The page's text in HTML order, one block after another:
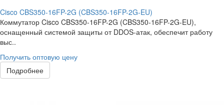
Cisco CBS350-16FP-2G (CBS350-16FP-2G-EU)
Коммутатор Cisco CBS350-16FP-2G (CBS350-16FP-2G-EU),
оснащенный системой защиты от DDOS-атак, обеспечит работу
выс..
Получить оптовую цену
Подробнее